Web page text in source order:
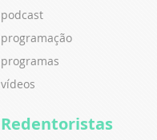
podcast
programação
programas
vídeos
Redentoristas